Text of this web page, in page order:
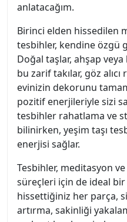
anlatacağım.
Birinci elden hissedilen
tesbihler, kendine özgü
Doğal taşlar, ahşap
bu zarif takılar, göz
evinizin dekorunu
pozitif enerjileriyle sizi
tesbihler rahatlama ve
bilinirken, yeşim taşı
enerjisi sağlar.
Tesbihler, meditasyon
süreçleri için de ideal bir
hissettiğiniz her parça,
artırma, sakinliği